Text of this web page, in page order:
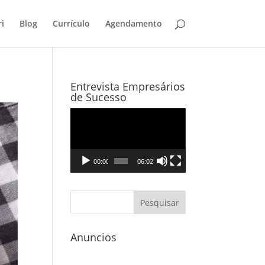
Blog Currículo Agendamento
Entrevista Empresários
de Sucesso
vídeo
00:00 06:02
Anuncios